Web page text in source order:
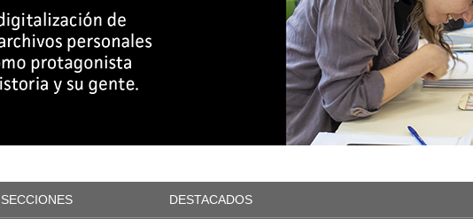
SECCIONES DESTACADOS